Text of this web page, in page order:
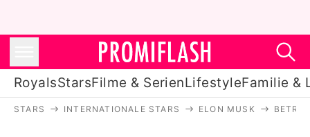
RoyalsStarsFilme & SerienLifestyleFamilie &
STARS INTERNATIONALE STARS ELON MUSK